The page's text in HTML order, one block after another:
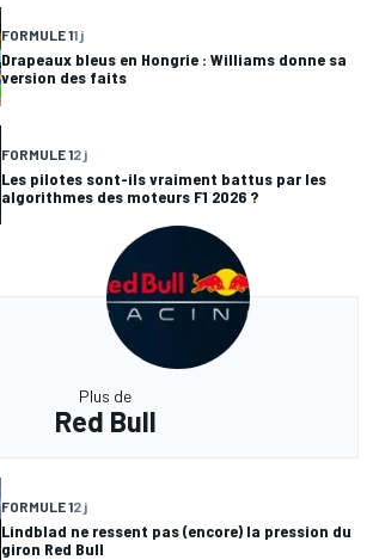
FORMULE 11 j
Drapeaux bleus en Hongrie : Williams donne sa
version des faits
FORMULE 12 j
Les pilotes sont-ils vraiment battus par les
algorithmes des moteurs F1 2026 ?
Plus de
Red Bull
FORMULE 12 j
Lindblad ne ressent pas (encore) la pression du
giron Red Bull